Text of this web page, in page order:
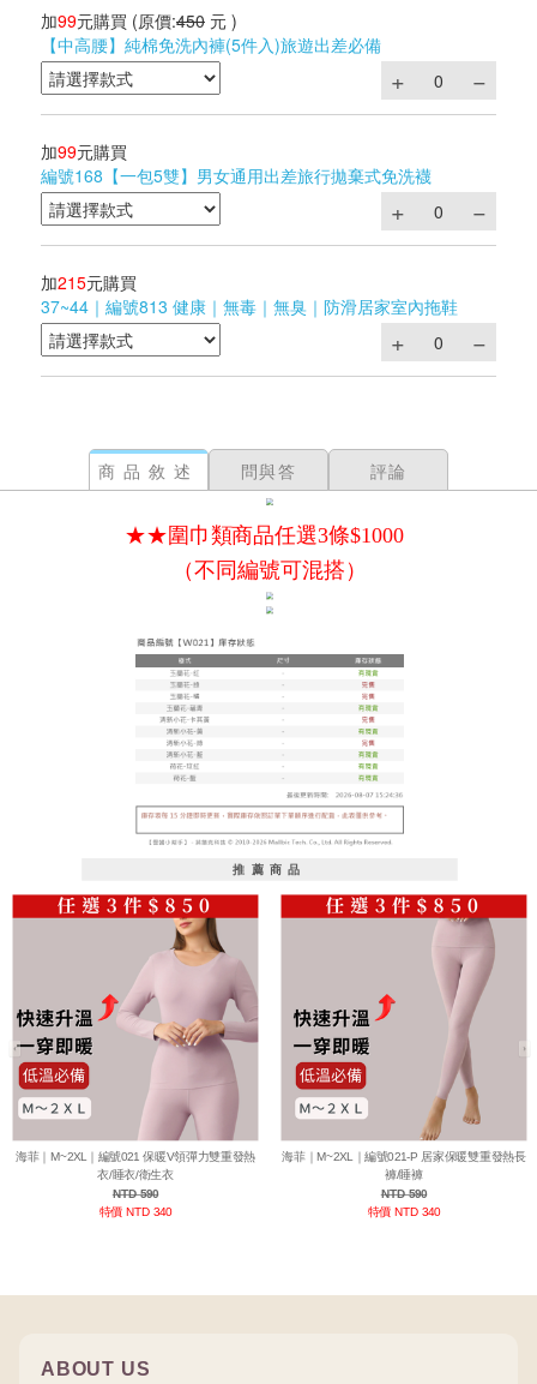
加99元購買 (原價:450 元 )
【中高腰】純棉免洗內褲(5件入)旅遊出差必備
加99元購買
編號168【一包5雙】男女通用出差旅行拋棄式免洗襪
加215元購買
37~44｜編號813 健康｜無毒｜無臭｜防滑居家室內拖鞋
商品敘述 問與答 評論